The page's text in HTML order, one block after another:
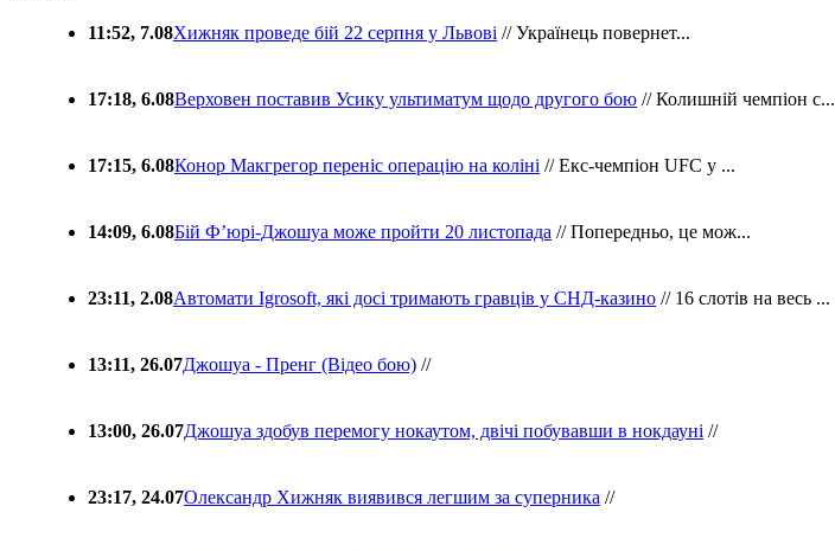
11:52, 7.08Хижняк проведе бій 22 серпня у Львові // Українець повернет...
17:18, 6.08Верховен поставив Усику ультиматум щодо другого бою // Колишній чемпіон с...
17:15, 6.08Конор Макгрегор переніс операцію на коліні // Екс-чемпіон UFC у ...
14:09, 6.08Бій Ф’юрі-Джошуа може пройти 20 листопада // Попередньо, це мож...
23:11, 2.08Автомати Igrosoft, які досі тримають гравців у СНД-казино // 16 слотів на весь ...
13:11, 26.07Джошуа - Пренг (Відео бою) //
13:00, 26.07Джошуа здобув перемогу нокаутом, двічі побувавши в нокдауні //
23:17, 24.07Олександр Хижняк виявився легшим за суперника //